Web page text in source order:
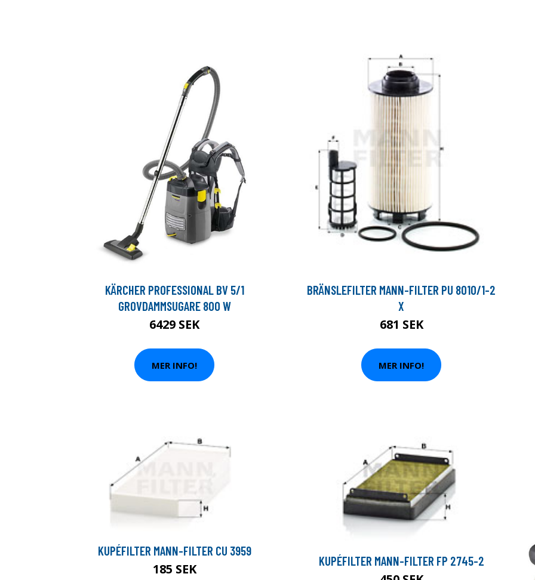
KÄRCHER PROFESSIONAL BV 5/1
GROVDAMMSUGARE 800 W
6429 SEK
MER INFO!
BRÄNSLEFILTER MANN-FILTER PU 8010/1-2
X
681 SEK
MER INFO!
KUPÉFILTER MANN-FILTER CU 3959
185 SEK
KUPÉFILTER MANN-FILTER FP 2745-2